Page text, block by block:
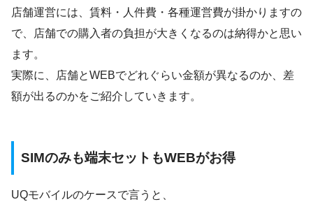
店舗運営には、賃料・人件費・各種運営費が掛かりますの
で、店舗での購入者の負担が大きくなるのは納得かと思い
ます。
実際に、店舗とWEBでどれぐらい金額が異なるのか、差
額が出るのかをご紹介していきます。
SIMのみも端末セットもWEBがお得
UQモバイルのケースで言うと、